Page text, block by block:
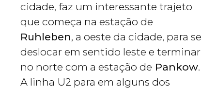
cidade, faz um interessante trajeto
que começa na estação de
Ruhleben, a oeste da cidade, para se
deslocar em sentido leste e terminar
no norte com a estação de Pankow.
A linha U2 para em alguns dos